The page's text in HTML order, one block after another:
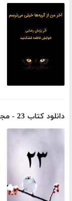
دانلود کتاب 23 - مجموعه شعر